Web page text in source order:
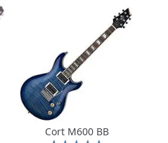
Cort M600 BB